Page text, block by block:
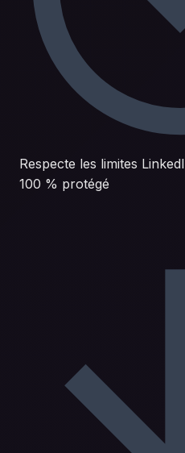
Respecte les limites
100 % protégé